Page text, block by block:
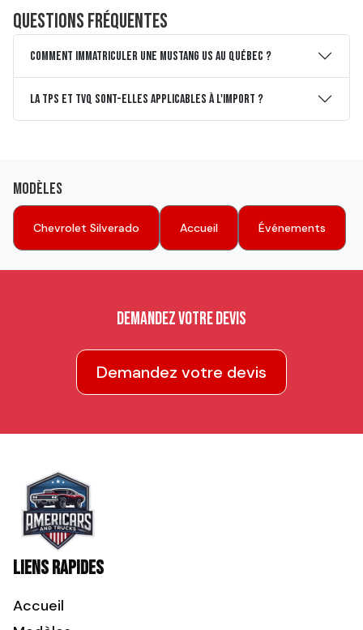
Questions fréquentes
Comment immatriculer une Mustang US au Québec ?
La TPS et TVQ sont-elles applicables à l'import ?
Modèles
Chevrolet Silverado Accueil Événements
Demandez votre devis
Demandez votre devis
Liens rapides
Accueil